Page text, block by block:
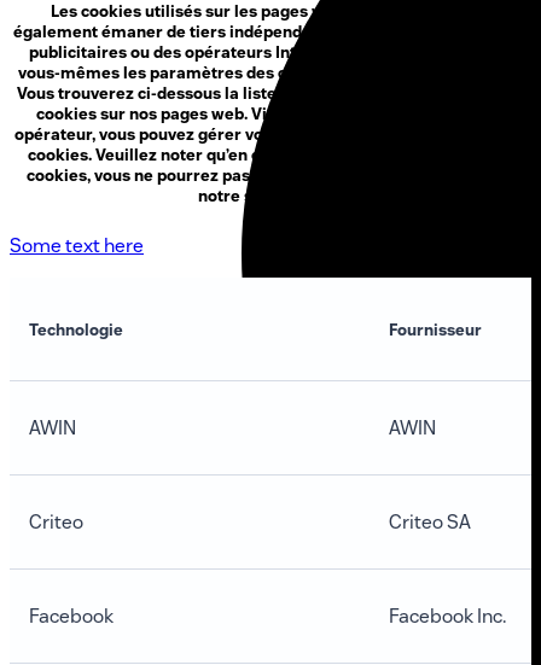
Les cookies utilisés sur les pages web de Lebara peuvent
également émaner de tiers indépendants tels que des partenaires
publicitaires ou des opérateurs Internet. Vous pouvez modifier
vous-mêmes les paramètres des cookies de tiers à tout moment.
Vous trouverez ci-dessous la liste des opérateurs qui utilisent des
cookies sur nos pages web. Via la fonction opt-out de chaque
opérateur, vous pouvez gérer vos propres paramètres relatifs aux
cookies. Veuillez noter qu’en cas de refus ou de suppression de
cookies, vous ne pourrez pas profiter de toutes les fonctions de
notre site internet.
Some text here
Technologie Fournisseur
AWIN AWIN
Criteo Criteo SA
Facebook Facebook Inc.